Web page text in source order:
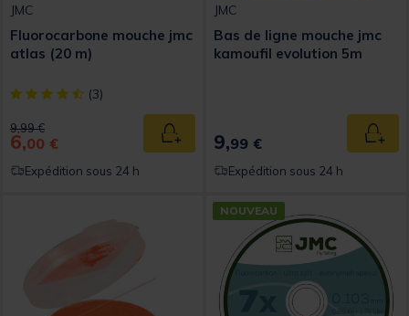
JMC
Fluorocarbone mouche jmc
atlas (20 m)
[object Object] out of 5 Customer Rating
(3)
Price reduced from
9,99 €to
6,00 € Ajouter au panier
Expédition sous 24 h
JMC
Bas de ligne mouche jmc
kamoufil evolution 5m
9,99 €
Expédition sous 24 h
NOUVEAU